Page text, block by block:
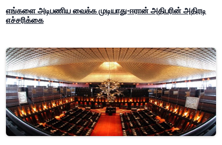
எங்களை அடிபணிய வைக்க முடியாது-ஈரான் அதிபரின் அதிரடி
எச்சரிக்கை